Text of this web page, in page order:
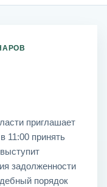
приглашает
11:00 принять
задолженности
порядок